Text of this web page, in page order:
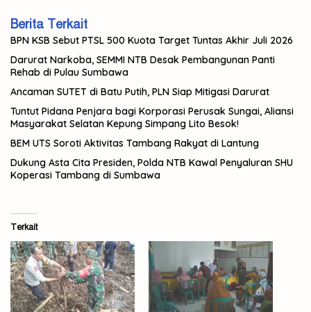
Berita Terkait
BPN KSB Sebut PTSL 500 Kuota Target Tuntas Akhir Juli 2026
Darurat Narkoba, SEMMI NTB Desak Pembangunan Panti
Rehab di Pulau Sumbawa
Ancaman SUTET di Batu Putih, PLN Siap Mitigasi Darurat
Tuntut Pidana Penjara bagi Korporasi Perusak Sungai, Aliansi
Masyarakat Selatan Kepung Simpang Lito Besok!
BEM UTS Soroti Aktivitas Tambang Rakyat di Lantung
Dukung Asta Cita Presiden, Polda NTB Kawal Penyaluran SHU
Koperasi Tambang di Sumbawa
Terkait